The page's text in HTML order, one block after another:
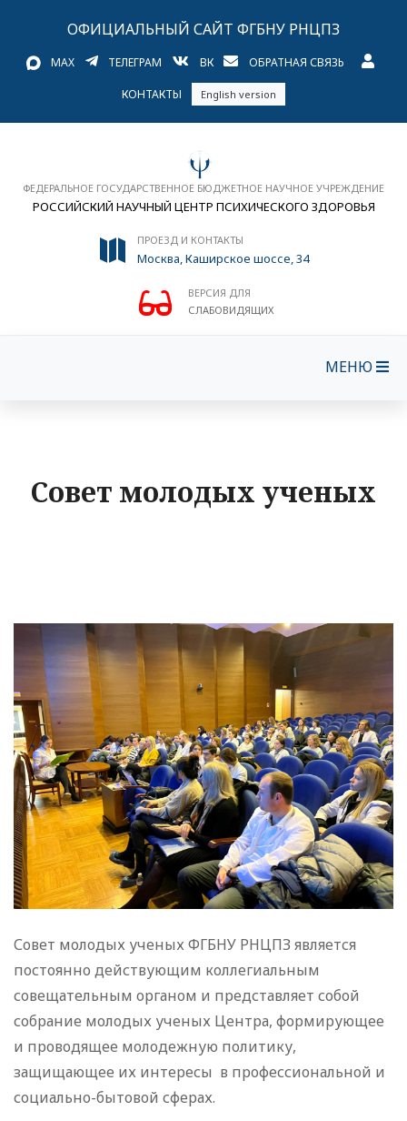
ОФИЦИАЛЬНЫЙ САЙТ ФГБНУ РНЦПЗ
MAX ТЕЛЕГРАМ ВК ОБРАТНАЯ СВЯЗЬ
КОНТАКТЫ English version
ФЕДЕРАЛЬНОЕ ГОСУДАРСТВЕННОЕ БЮДЖЕТНОЕ НАУЧНОЕ УЧРЕЖДЕНИЕ
РОССИЙСКИЙ НАУЧНЫЙ ЦЕНТР ПСИХИЧЕСКОГО ЗДОРОВЬЯ
ПРОЕЗД И КОНТАКТЫ
Москва, Каширское шоссе, 34
ВЕРСИЯ ДЛЯ
СЛАБОВИДЯЩИХ
МЕНЮ
Совет молодых ученых
Совет молодых ученых ФГБНУ РНЦПЗ является
постоянно действующим коллегиальным
совещательным органом и представляет собой
собрание молодых ученых Центра, формирующее
и проводящее молодежную политику,
защищающее их интересы в профессиональной и
социально-бытовой сферах.